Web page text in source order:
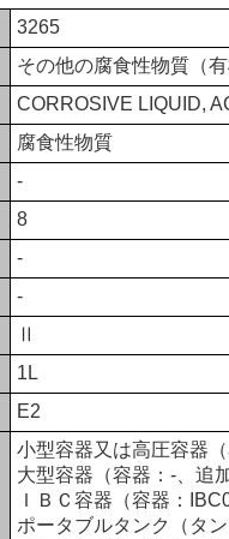
3265
その他の腐食性物質（
CORROSIVE LIQUID,
腐食性物質
-
8
-
-
Ⅱ
1L
E2
小型容器又は高圧容器
大型容器（容器：-、追
ＩＢＣ容器（容器：
ポータブルタンク（タ